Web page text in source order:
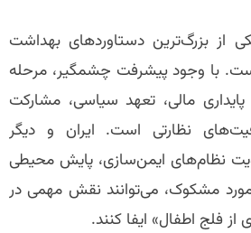
از بزرگ‌ترین دستاوردهای بهداشت
با وجود پیشرفت چشمگیر، مرحله
پایداری مالی، تعهد سیاسی، مشارکت
نظارتی است. ایران و دیگر
نظام‌های ایمن‌سازی، پایش محیطی
مشکوک، می‌توانند نقش مهمی در
فلج اطفال» ایفا کنند.